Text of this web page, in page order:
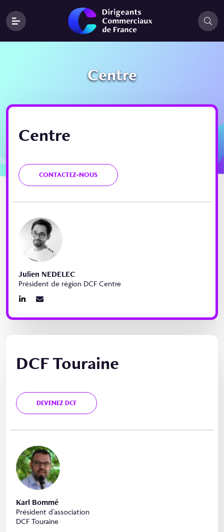
Centre
Centre
CONTACTEZ-NOUS
Julien NEDELEC
Président de région DCF Centre
DCF Touraine
DEVENEZ DCF
Karl Bommé
Président d'association
DCF Touraine